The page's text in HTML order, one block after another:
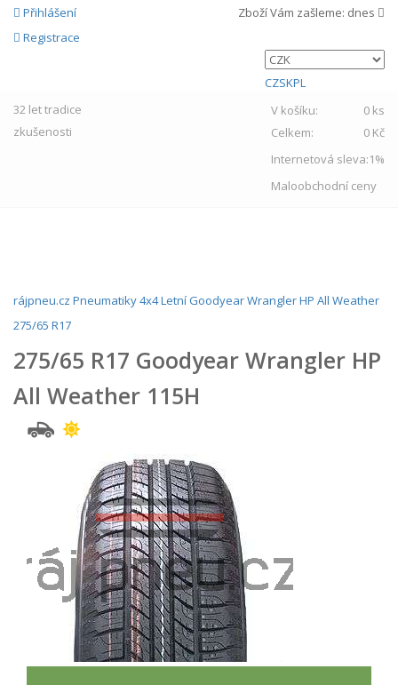
Přihlášení
Registrace
Zboží Vám zašleme: dnes
CZSKPL
32 lettradice
zkušenosti
V košíku:
0 ks
Celkem:
0 Kč
Internetová sleva:1%
Maloobchodní ceny
rájpneu.cz Pneumatiky4x4LetníGoodyearWrangler HP All Weather
275/65 R17
275/65 R17 Goodyear Wrangler HP
All Weather 115H